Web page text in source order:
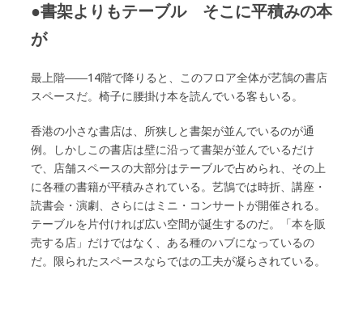
●書架よりもテーブル そこに平積みの本
が
最上階――14階で降りると、このフロア全体が艺鵠の書店
スペースだ。椅子に腰掛け本を読んでいる客もいる。
香港の小さな書店は、所狭しと書架が並んでいるのが通
例。しかしこの書店は壁に沿って書架が並んでいるだけ
で、店舗スペースの大部分はテーブルで占められ、その上
に各種の書籍が平積みされている。艺鵠では時折、講座・
読書会・演劇、さらにはミニ・コンサートが開催される。
テーブルを片付ければ広い空間が誕生するのだ。「本を販
売する店」だけではなく、ある種のハブになっているの
だ。限られたスペースならではの工夫が凝らされている。